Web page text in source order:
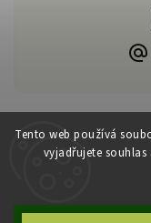
Tento web používá
vyjadřujeteCopyright